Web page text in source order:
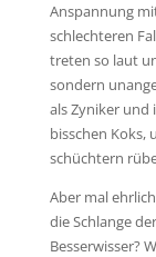
Anspannung
schlechteren
treten so laut
sondern
als Zyniker und
bisschen Koks,
schüchtern
Aber mal
die Schlange
Besserwisser?